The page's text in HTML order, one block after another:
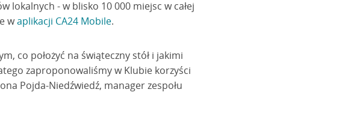
lokalnych - w blisko 10 000 miejsc w całej
waplikacji CA24 Mobile.
co położyć na świąteczny stół i jakimi
zaproponowaliśmy w Klubie korzyści
Pojda-Niedźwiedź, manager zespołu